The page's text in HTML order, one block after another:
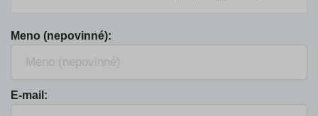
Meno (nepovinné):
E-mail: